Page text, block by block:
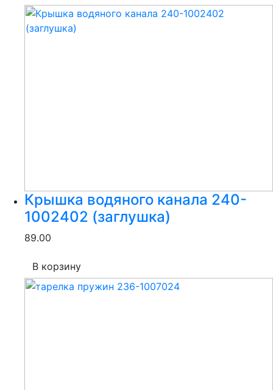
Крышка водяного канала 240-
1002402 (заглушка)
89.00
В корзину